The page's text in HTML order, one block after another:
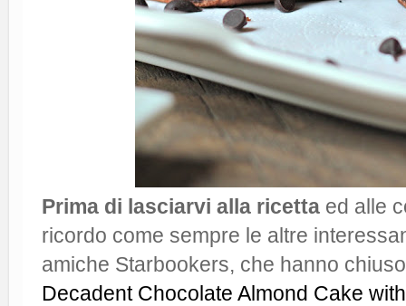
Prima di lasciarvi alla ricetta ed alle
ricordo come sempre le altre
amiche Starbookers, che hanno
Decadent Chocolate Almond Cake